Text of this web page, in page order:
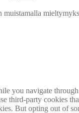
oli:
on:
muistamalla
you navigate
third-party cookies
But opting out of